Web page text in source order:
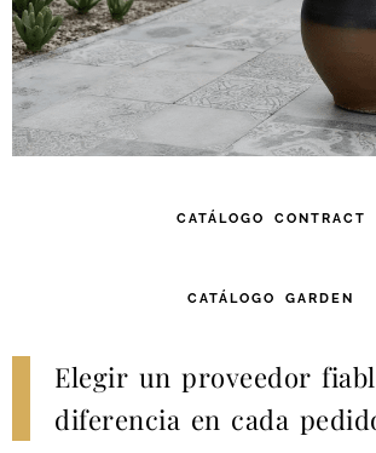
CATÁLOGO CONTRACT
CATÁLOGO GARDEN
Elegir un proveedor
diferencia en cada